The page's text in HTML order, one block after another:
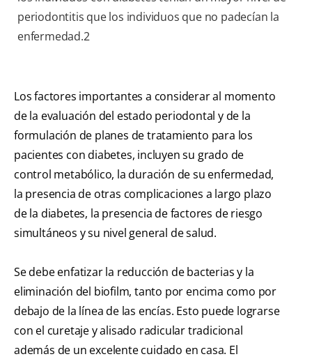
periodontitis que los individuos que no padecían la
enfermedad.2
Los factores importantes a considerar al momento
de la evaluación del estado periodontal y de la
formulación de planes de tratamiento para los
pacientes con diabetes, incluyen su grado de
control metabólico, la duración de su enfermedad,
la presencia de otras complicaciones a largo plazo
de la diabetes, la presencia de factores de riesgo
simultáneos y su nivel general de salud.
Se debe enfatizar la reducción de bacterias y la
eliminación del biofilm, tanto por encima como por
debajo de la línea de las encías. Esto puede lograrse
con el curetaje y alisado radicular tradicional
además de un excelente cuidado en casa. El